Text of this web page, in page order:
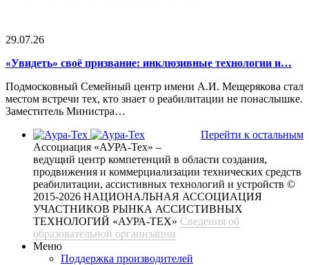
29.07.26
«Увидеть» своё призвание: инклюзивные технологии и…
Подмосковный Семейный центр имени А.И. Мещерякова стал
местом встречи тех, кто знает о реабилитации не понаслышке.
Заместитель Министра…
Перейти к остальным
Ассоциация «АУРА-Тех» –
ведущий центр компетенций в области создания,
продвижения и коммерциализации технических средств
реабилитации, ассистивных технологий и устройств ©
2015-2026 НАЦИОНАЛЬНАЯ АССОЦИАЦИЯ
УЧАСТНИКОВ РЫНКА АССИСТИВНЫХ
ТЕХНОЛОГИЙ «АУРА-ТЕХ» Сведения об
образовательной организации
Меню
Поддержка производителей